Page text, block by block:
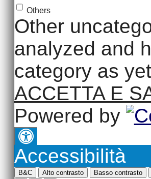
Others
Other
analyzed and
category as
ACCETTA E
Powered by
Accessibilità
B&C Alto contrasto Basso contrasto